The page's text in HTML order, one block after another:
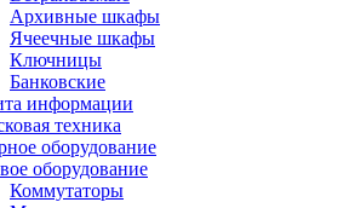
Архивные шкафы
Ячеечные шкафы
Ключницы
Банковские
информации
техника
оборудование
оборудование
Коммутаторы